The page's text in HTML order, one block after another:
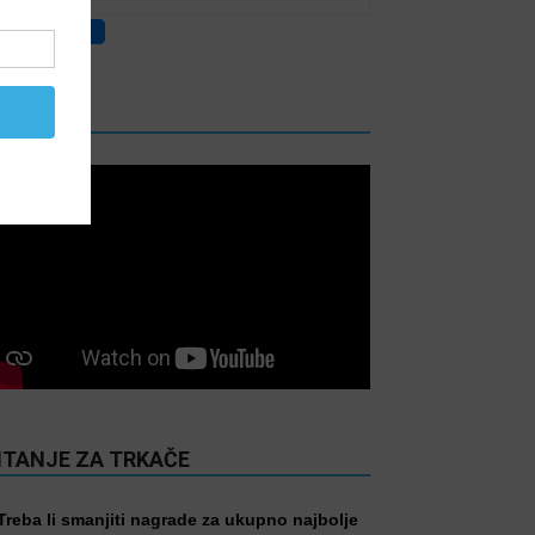
ZA TRKAČE
li smanjiti nagrade za ukupno najbolje